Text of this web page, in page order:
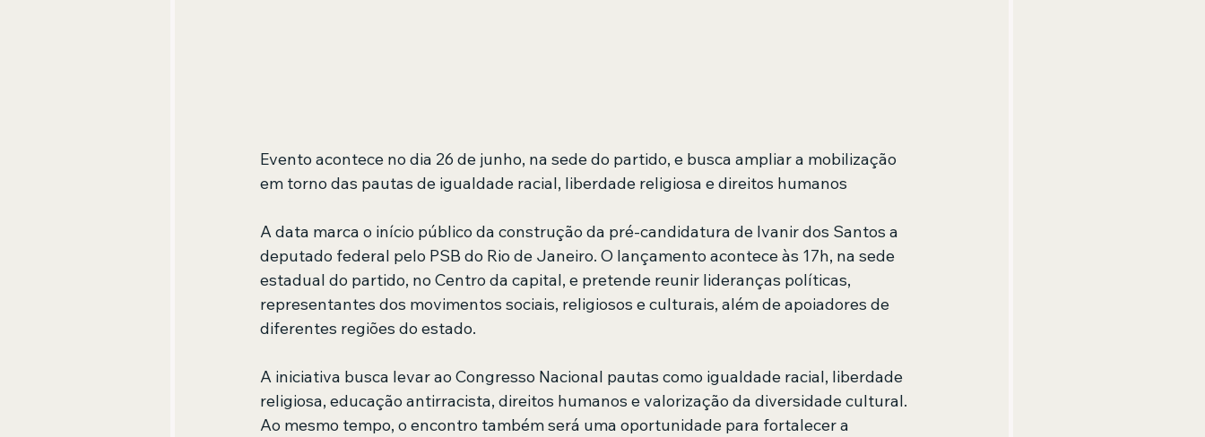
Evento acontece no dia 26 de junho, na sede do partido, e busca ampliar a mobilização
em torno das pautas de igualdade racial, liberdade religiosa e direitos humanos
A data marca o início público da construção da pré-candidatura de Ivanir dos Santos a
deputado federal pelo PSB do Rio de Janeiro. O lançamento acontece às 17h, na sede
estadual do partido, no Centro da capital, e pretende reunir lideranças políticas,
representantes dos movimentos sociais, religiosos e culturais, além de apoiadores de
diferentes regiões do estado.
A iniciativa busca levar ao Congresso Nacional pautas como igualdade racial, liberdade
religiosa, educação antirracista, direitos humanos e valorização da diversidade cultural.
Ao mesmo tempo, o encontro também será uma oportunidade para fortalecer a